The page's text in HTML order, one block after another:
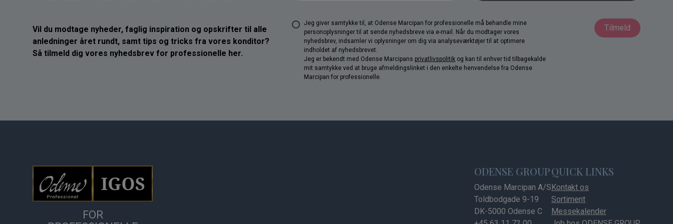
Vil du modtage nyheder, faglig inspiration og opskrifter til alle
anledninger året rundt, samt tips og tricks fra vores konditor?
Så tilmeld dig vores nyhedsbrev for professionelle her.
Jeg giver samtykke til, at Odense Marcipan for professionelle må behandle mine
personoplysninger til at sende nyhedsbreve via e-mail. Når du modtager vores
nyhedsbrev, indsamler vi oplysninger om dig via analyseværktøjer til at optimere
indholdet af nyhedsbrevet.
Jeg er bekendt med Odense Marcipans privatlivspolitik og kan til enhver tid tilbagekalde
mit samtykke ved at bruge afmeldingslinket i den enkelte henvendelse fra Odense
Marcipan for professionelle.
Tilmeld
FOR
ODENSE GROUP
Odense Marcipan A/S
Toldbodgade 9-19
DK-5000 Odense C
QUICK LINKS
Kontakt os
Sortiment
Messekalender